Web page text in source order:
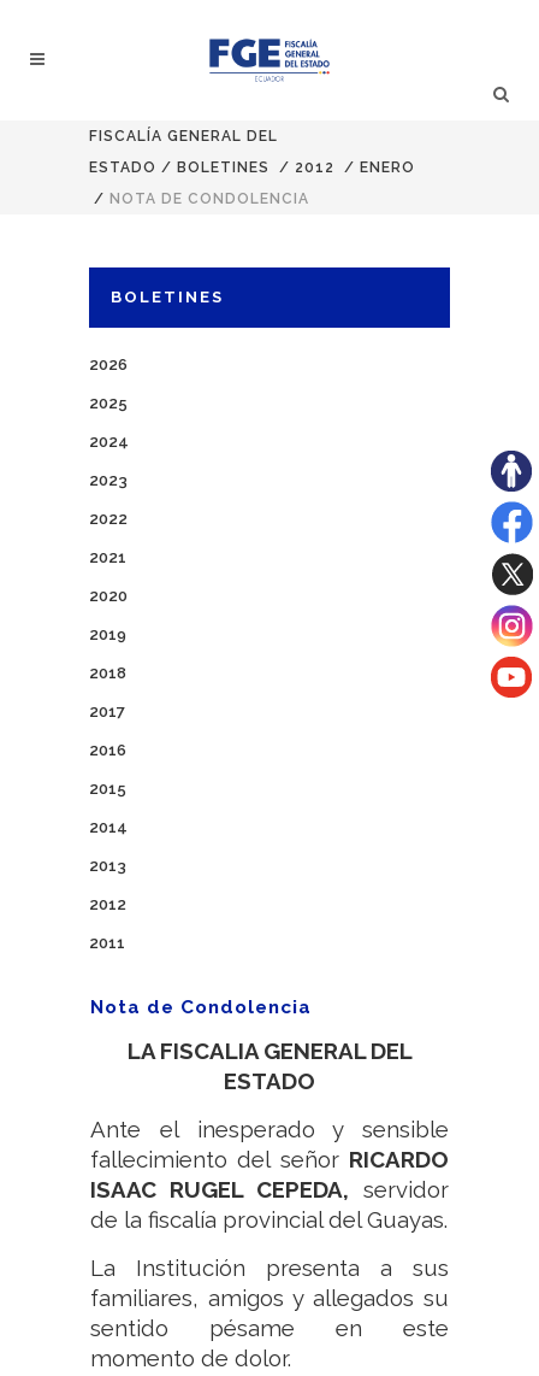
FISCALÍA GENERAL DEL
ESTADO / BOLETINES / 2012 / ENERO
/ NOTA DE CONDOLENCIA
BOLETINES
2026
2025
2024
2023
2022
2021
2020
2019
2018
2017
2016
2015
2014
2013
2012
2011
Nota de Condolencia
LA FISCALIA GENERAL DEL
ESTADO
Ante el inesperado y sensible
fallecimiento del señor RICARDO
ISAAC RUGEL CEPEDA, servidor
de la fiscalía provincial del Guayas.
La Institución presenta a sus
familiares, amigos y allegados su
sentido pésame en este
momento de dolor.